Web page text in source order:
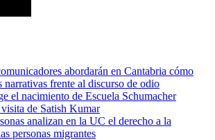
abordarán en Cantabria cómo
narrativas frente al discurso de odio
el nacimiento de Escuela Schumacher
de Satish Kumar
analizan en la UC el derecho a la
personas migrantes